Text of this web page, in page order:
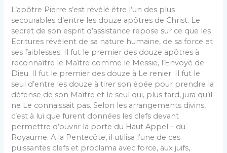
L’apôtre Pierre s’est révélé être l’un des plus
secourables d’entre les douze apôtres de Christ. Le
secret de son esprit d’assistance repose sur ce que les
Ecritures révèlent de sa nature humaine, de sa force et
ses faiblesses. Il fut le premier des douze apôtres à
reconnaître le Maître comme le Messie, l’Envoyé de
Dieu. Il fut le premier des douze à Le renier. Il fut le
seul d’entre les douze à tirer son épée pour prendre la
défense de son Maître et le seul qui, plus tard, jura qu’il
ne Le connaissait pas. Selon les arrangements divins,
c’est à lui que furent données les clefs devant
permettre d’ouvrir la porte du Haut Appel – du
Royaume. A la Pentecôte, il utilisa l’une de ces
puissantes clefs et proclama avec force, aux juifs,